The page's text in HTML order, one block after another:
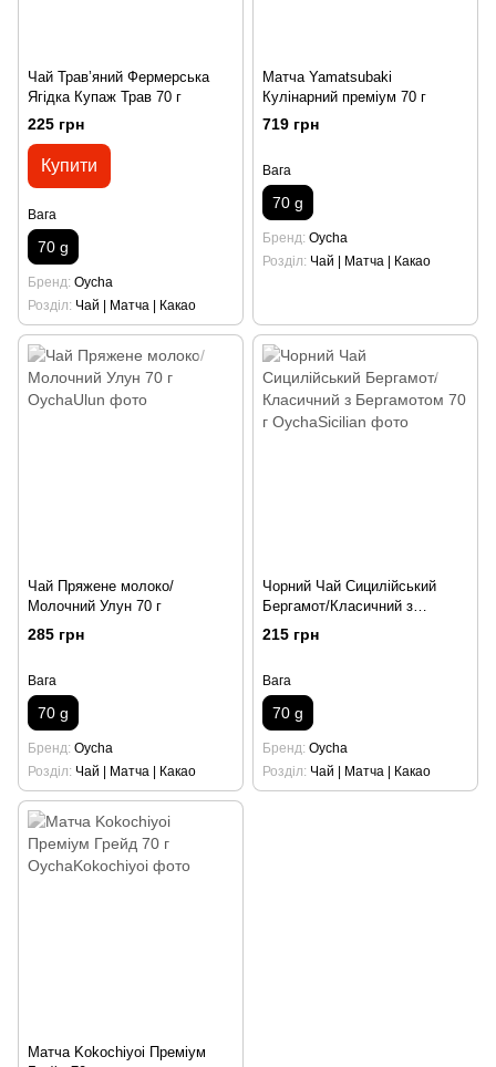
Чай Травʼяний Фермерська
Ягідка Купаж Трав 70 г
225 грн
Купити
Вага
70 g
Бренд Oycha
Розділ Чай | Матча | Какао
Матча Yamatsubaki
Кулінарний преміум 70 г
719 грн
Вага
70 g
Бренд Oycha
Розділ Чай | Матча | Какао
Чай Пряжене молоко/
Молочний Улун 70 г
285 грн
Вага
70 g
Бренд Oycha
Розділ Чай | Матча | Какао
Чорний Чай Сицилійський
Бергамот/Класичний з
Бергамотом 70 г
215 грн
Вага
70 g
Бренд Oycha
Розділ Чай | Матча | Какао
Матча Kokochiyoi Преміум